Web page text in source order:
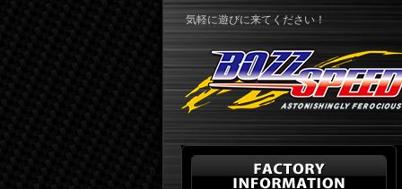
気軽に遊びに来てください！